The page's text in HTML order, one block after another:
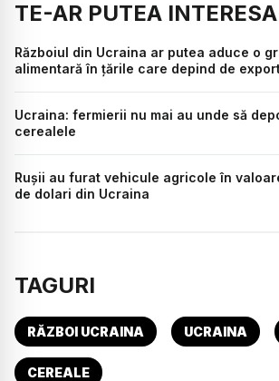
TE-AR PUTEA
Războiul din Ucraina ar putea aduce o
alimentară în țările care depind de
Ucraina: fermierii nu mai au unde să
cerealele
Rușii au furat vehicule agricole în
de dolari din Ucraina
TAGURI
RĂZBOI UCRAINA UCRAINA
CEREALE